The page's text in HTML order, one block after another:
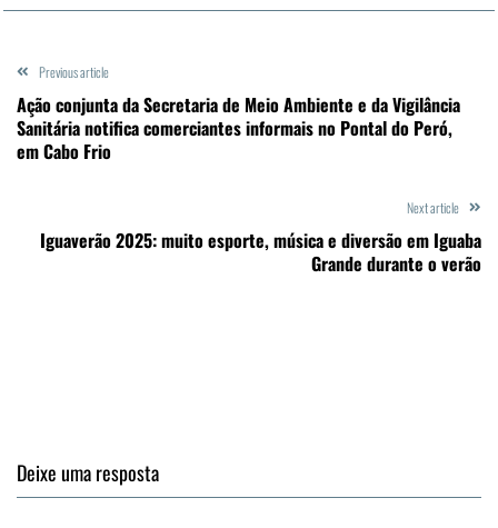
Previous article
Ação conjunta da Secretaria de Meio Ambiente e da Vigilância
Sanitária notifica comerciantes informais no Pontal do Peró,
em Cabo Frio
Next article
Iguaverão 2025: muito esporte, música e diversão em Iguaba
Grande durante o verão
Deixe uma resposta